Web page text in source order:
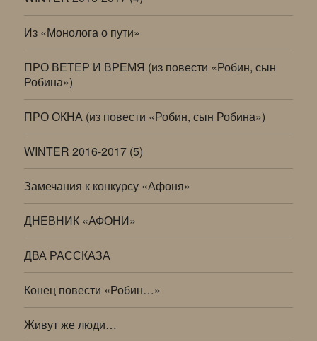
Из «Монолога о пути»
ПРО ВЕТЕР И ВРЕМЯ (из повести «Робин, сын
Робина»)
ПРО ОКНА (из повести «Робин, сын Робина»)
WINTER 2016-2017 (5)
Замечания к конкурсу «Афоня»
ДНЕВНИК «АФОНИ»
ДВА РАССКАЗА
Конец повести «Робин…»
Живут же люди…